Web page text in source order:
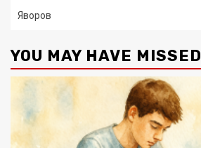
Яворов
YOU MAY HAVE MISSED